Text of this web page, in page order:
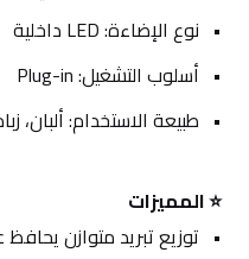
نوع الإضاءة: LED داخلية
أسلوب التشغيل: Plug-in
طبيعة الاستخدام: ألبان،
⭐ المميزات
توزيع تبريد متوازن